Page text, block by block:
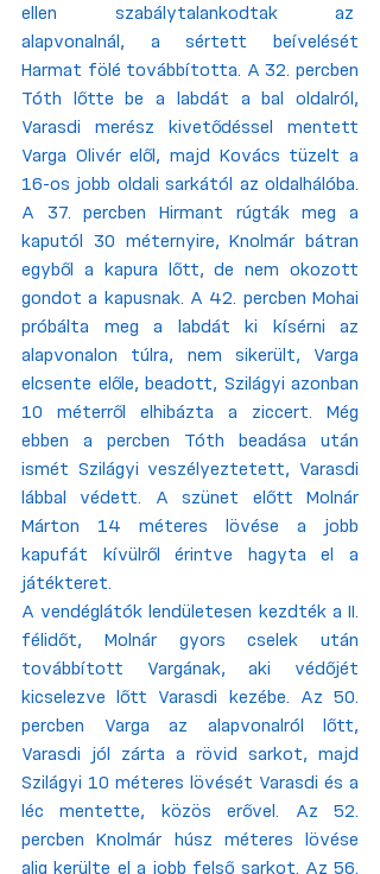
ellen szabálytalankodtak az
alapvonalnál, a sértett beívelését
Harmat fölé továbbította. A 32. percben
Tóth lőtte be a labdát a bal oldalról,
Varasdi merész kivetődéssel mentett
Varga Olivér elől, majd Kovács tüzelt a
16-os jobb oldali sarkától az oldalhálóba.
A 37. percben Hirmant rúgták meg a
kaputól 30 méternyire, Knolmár bátran
egyből a kapura lőtt, de nem okozott
gondot a kapusnak. A 42. percben Mohai
próbálta meg a labdát ki kísérni az
alapvonalon túlra, nem sikerült, Varga
elcsente előle, beadott, Szilágyi azonban
10 méterről elhibázta a ziccert. Még
ebben a percben Tóth beadása után
ismét Szilágyi veszélyeztetett, Varasdi
lábbal védett. A szünet előtt Molnár
Márton 14 méteres lövése a jobb
kapufát kívülről érintve hagyta el a
játékteret.
A vendéglátók lendületesen kezdték a II.
félidőt, Molnár gyors cselek után
továbbított Vargának, aki védőjét
kicselezve lőtt Varasdi kezébe. Az 50.
percben Varga az alapvonalról lőtt,
Varasdi jól zárta a rövid sarkot, majd
Szilágyi 10 méteres lövését Varasdi és a
léc mentette, közös erővel. Az 52.
percben Knolmár húsz méteres lövése
alig kerülte el a jobb felső sarkot. Az 56.